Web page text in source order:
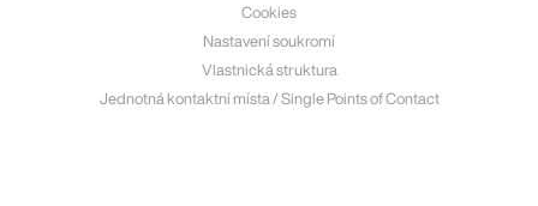
Cookies
Nastavení soukromí
Vlastnická struktura
Jednotná kontaktní místa / Single Points of Contact